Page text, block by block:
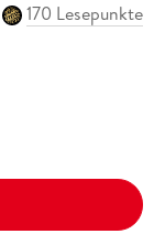
170 Lesepunkte